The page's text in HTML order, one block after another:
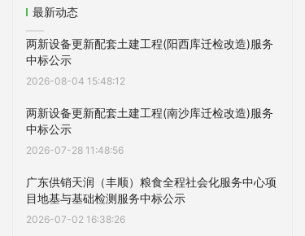
最新动态
两新设备更新配套土建工程(阳西库迁检改造)服务
中标公示
2026-08-04 15:48:12
两新设备更新配套土建工程(南沙库迁检改造)服务
中标公示
2026-07-28 11:48:56
广东供销天润（丰顺）粮食全程社会化服务中心项
目地基与基础检测服务中标公示
2026-07-02 16:38:26